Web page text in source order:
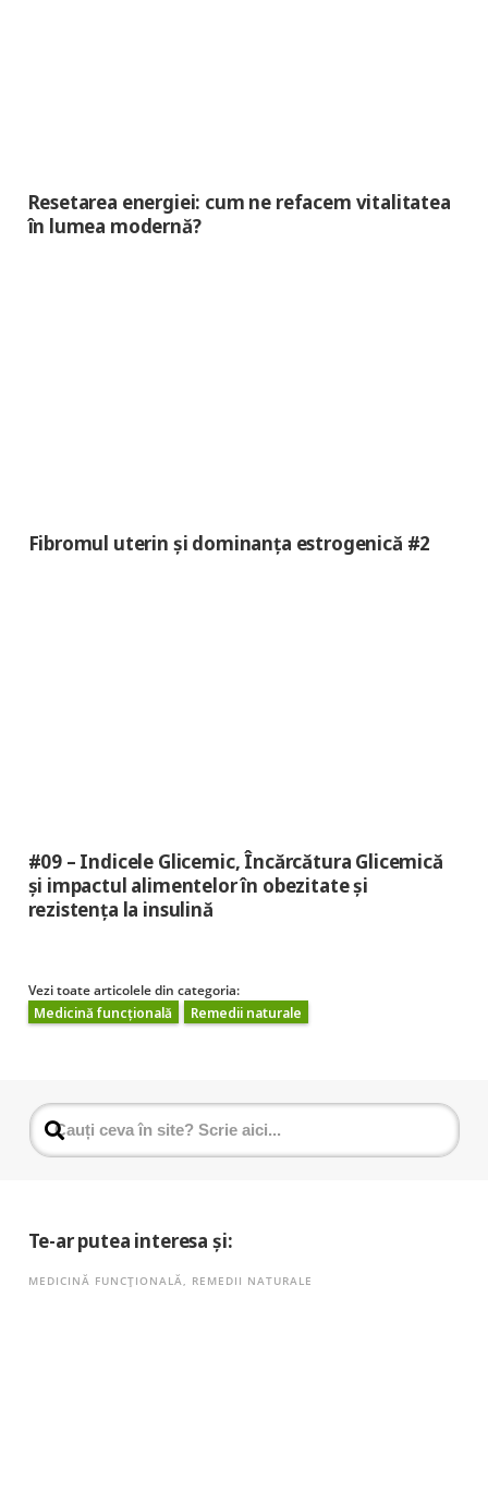
Resetarea energiei: cum ne refacem vitalitatea
în lumea modernă?
Fibromul uterin și dominanța estrogenică #2
#09 – Indicele Glicemic, Încărcătura Glicemică
și impactul alimentelor în obezitate și
rezistența la insulină
Vezi toate articolele din categoria:
Medicină funcțională
Remedii naturale
Te-ar putea interesa și:
MEDICINĂ FUNCȚIONALĂ, REMEDII NATURALE